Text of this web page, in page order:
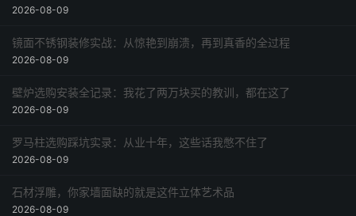
2026-08-09
镜面不锈钢装修实战：从惊艳到崩溃，再到真香的全过程
2026-08-09
壁炉选购安装全记录：我花了两万块买的教训，都在这了
2026-08-09
罗马柱选购踩坑实录：从业十年，这些话我憋不住了
2026-08-09
石材浮雕，你家墙面缺的就是这件立体艺术品
2026-08-09